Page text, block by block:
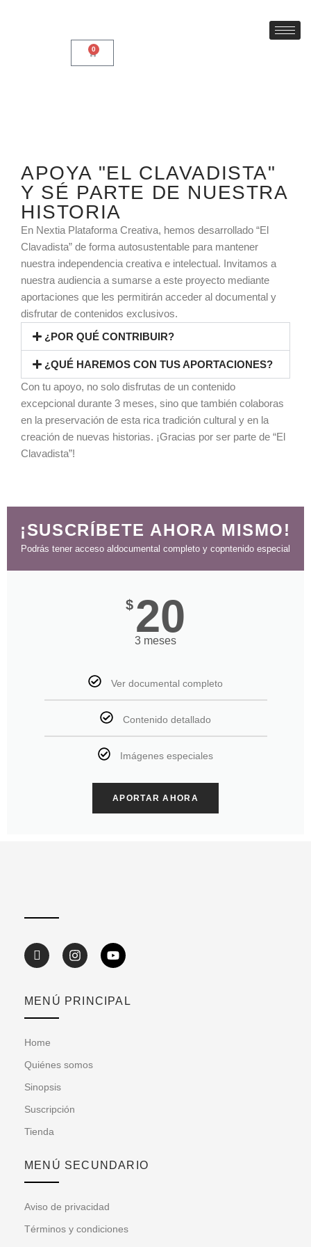
0
APOYA "EL CLAVADISTA"
Y SÉ PARTE DE NUESTRA
HISTORIA
En Nextia Plataforma Creativa, hemos desarrollado “El
Clavadista” de forma autosustentable para mantener
nuestra independencia creativa e intelectual. Invitamos a
nuestra audiencia a sumarse a este proyecto mediante
aportaciones que les permitirán acceder al documental y
disfrutar de contenidos exclusivos.
¿POR QUÉ CONTRIBUIR?
¿QUÉ HAREMOS CON TUS APORTACIONES?
Con tu apoyo, no solo disfrutas de un contenido
excepcional durante 3 meses, sino que también colaboras
en la preservación de esta rica tradición cultural y en la
creación de nuevas historias. ¡Gracias por ser parte de “El
Clavadista”!
¡SUSCRÍBETE AHORA MISMO!
Podrás tener acceso aldocumental completo y copntenido especial
$ 20
3 meses
Ver documental completo
Contenido detallado
Imágenes especiales
APORTAR AHORA
MENÚ PRINCIPAL
Home
Quiénes somos
Sinopsis
Suscripción
Tienda
MENÚ SECUNDARIO
Aviso de privacidad
Términos y condiciones